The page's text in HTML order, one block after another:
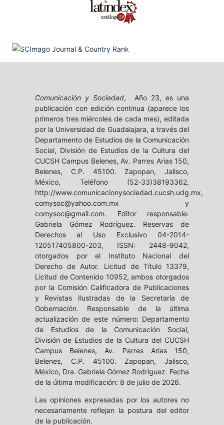
Comunicación y Sociedad, Año 23, es una
publicación con edición continua (aparece los
primeros tres miércoles de cada mes), editada
por la Universidad de Guadalajara, a través del
Departamento de Estudios de la Comunicación
Social, División de Estudios de la Cultura del
CUCSH Campus Belenes, Av. Parres Arias 150,
Belenes, C.P. 45100. Zapopan, Jalisco,
México, Teléfono (52-33)38193362,
http://www.comunicacionysociedad.cucsh.udg.mx,
comysoc@yahoo.com.mx y
comysoc@gmail.com. Editor responsable:
Gabriela Gómez Rodríguez. Reservas de
Derechos al Uso Exclusivo 04-2014-
120517405800-203, ISSN: 2448-9042,
otorgados por el Instituto Nacional del
Derecho de Autor. Licitud de Título 13379,
Licitud de Contenido 10952, ambos otorgados
por la Comisión Calificadora de Publicaciones
y Revistas Ilustradas de la Secretaría de
Gobernación. Responsable de la última
actualización de este número: Departamento
de Estudios de la Comunicación Social,
División de Estudios de la Cultura del CUCSH
Campus Belenes, Av. Parres Arias 150,
Belenes, C.P. 45100. Zapopan, Jalisco,
México, Dra. Gabriela Gómez Rodríguez. Fecha
de la última modificación: 8 de julio de 2026.
Las opiniones expresadas por los autores no
necesariamente reflejan la postura del editor
de la publicación.